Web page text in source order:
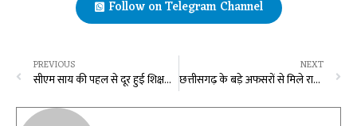
Follow on Telegram Channel
PREVIOUS
सीएम साय की पहल से दूर हुई शिक्षकों की कमी, तीन स्कूलों में 6 शिक्षकों को किया गया संलग्न
NEXT
छत्तीसगढ़ के बड़े अफसरों से मिले राजस्थान राज्य विद्युत उत्पादन निगम के CMD आरके शर्मा, कहा –